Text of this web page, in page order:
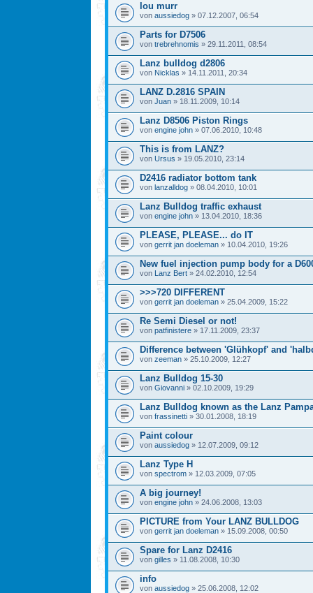
lou murr
von aussiedog » 07.12.2007, 06:54
Parts for D7506
von trebrehnomis » 29.11.2011, 08:54
Lanz bulldog d2806
von Nicklas » 14.11.2011, 20:34
LANZ D.2816 SPAIN
von Juan » 18.11.2009, 10:14
Lanz D8506 Piston Rings
von engine john » 07.06.2010, 10:48
This is from LANZ?
von Ursus » 19.05.2010, 23:14
D2416 radiator bottom tank
von lanzalldog » 08.04.2010, 10:01
Lanz Bulldog traffic exhaust
von engine john » 13.04.2010, 18:36
PLEASE, PLEASE... do IT
von gerrit jan doeleman » 10.04.2010, 19:26
New fuel injection pump body for a
von Lanz Bert » 24.02.2010, 12:54
>>>720 DIFFERENT
von gerrit jan doeleman » 25.04.2009, 15:22
Re Semi Diesel or not!
von patfinistere » 17.11.2009, 23:37
Difference between 'Glühkopf' and
von zeeman » 25.10.2009, 12:27
Lanz Bulldog 15-30
von Giovanni » 02.10.2009, 19:29
Lanz Bulldog known as the Lanz
von frassinetti » 30.01.2008, 18:19
Paint colour
von aussiedog » 12.07.2009, 09:12
Lanz Type H
von spectrom » 12.03.2009, 07:05
A big journey!
von engine john » 24.06.2008, 13:03
PICTURE from Your LANZ BULLDOG
von gerrit jan doeleman » 15.09.2008, 00:50
Spare for Lanz D2416
von gilles » 11.08.2008, 10:30
info
von aussiedog » 25.06.2008, 12:02